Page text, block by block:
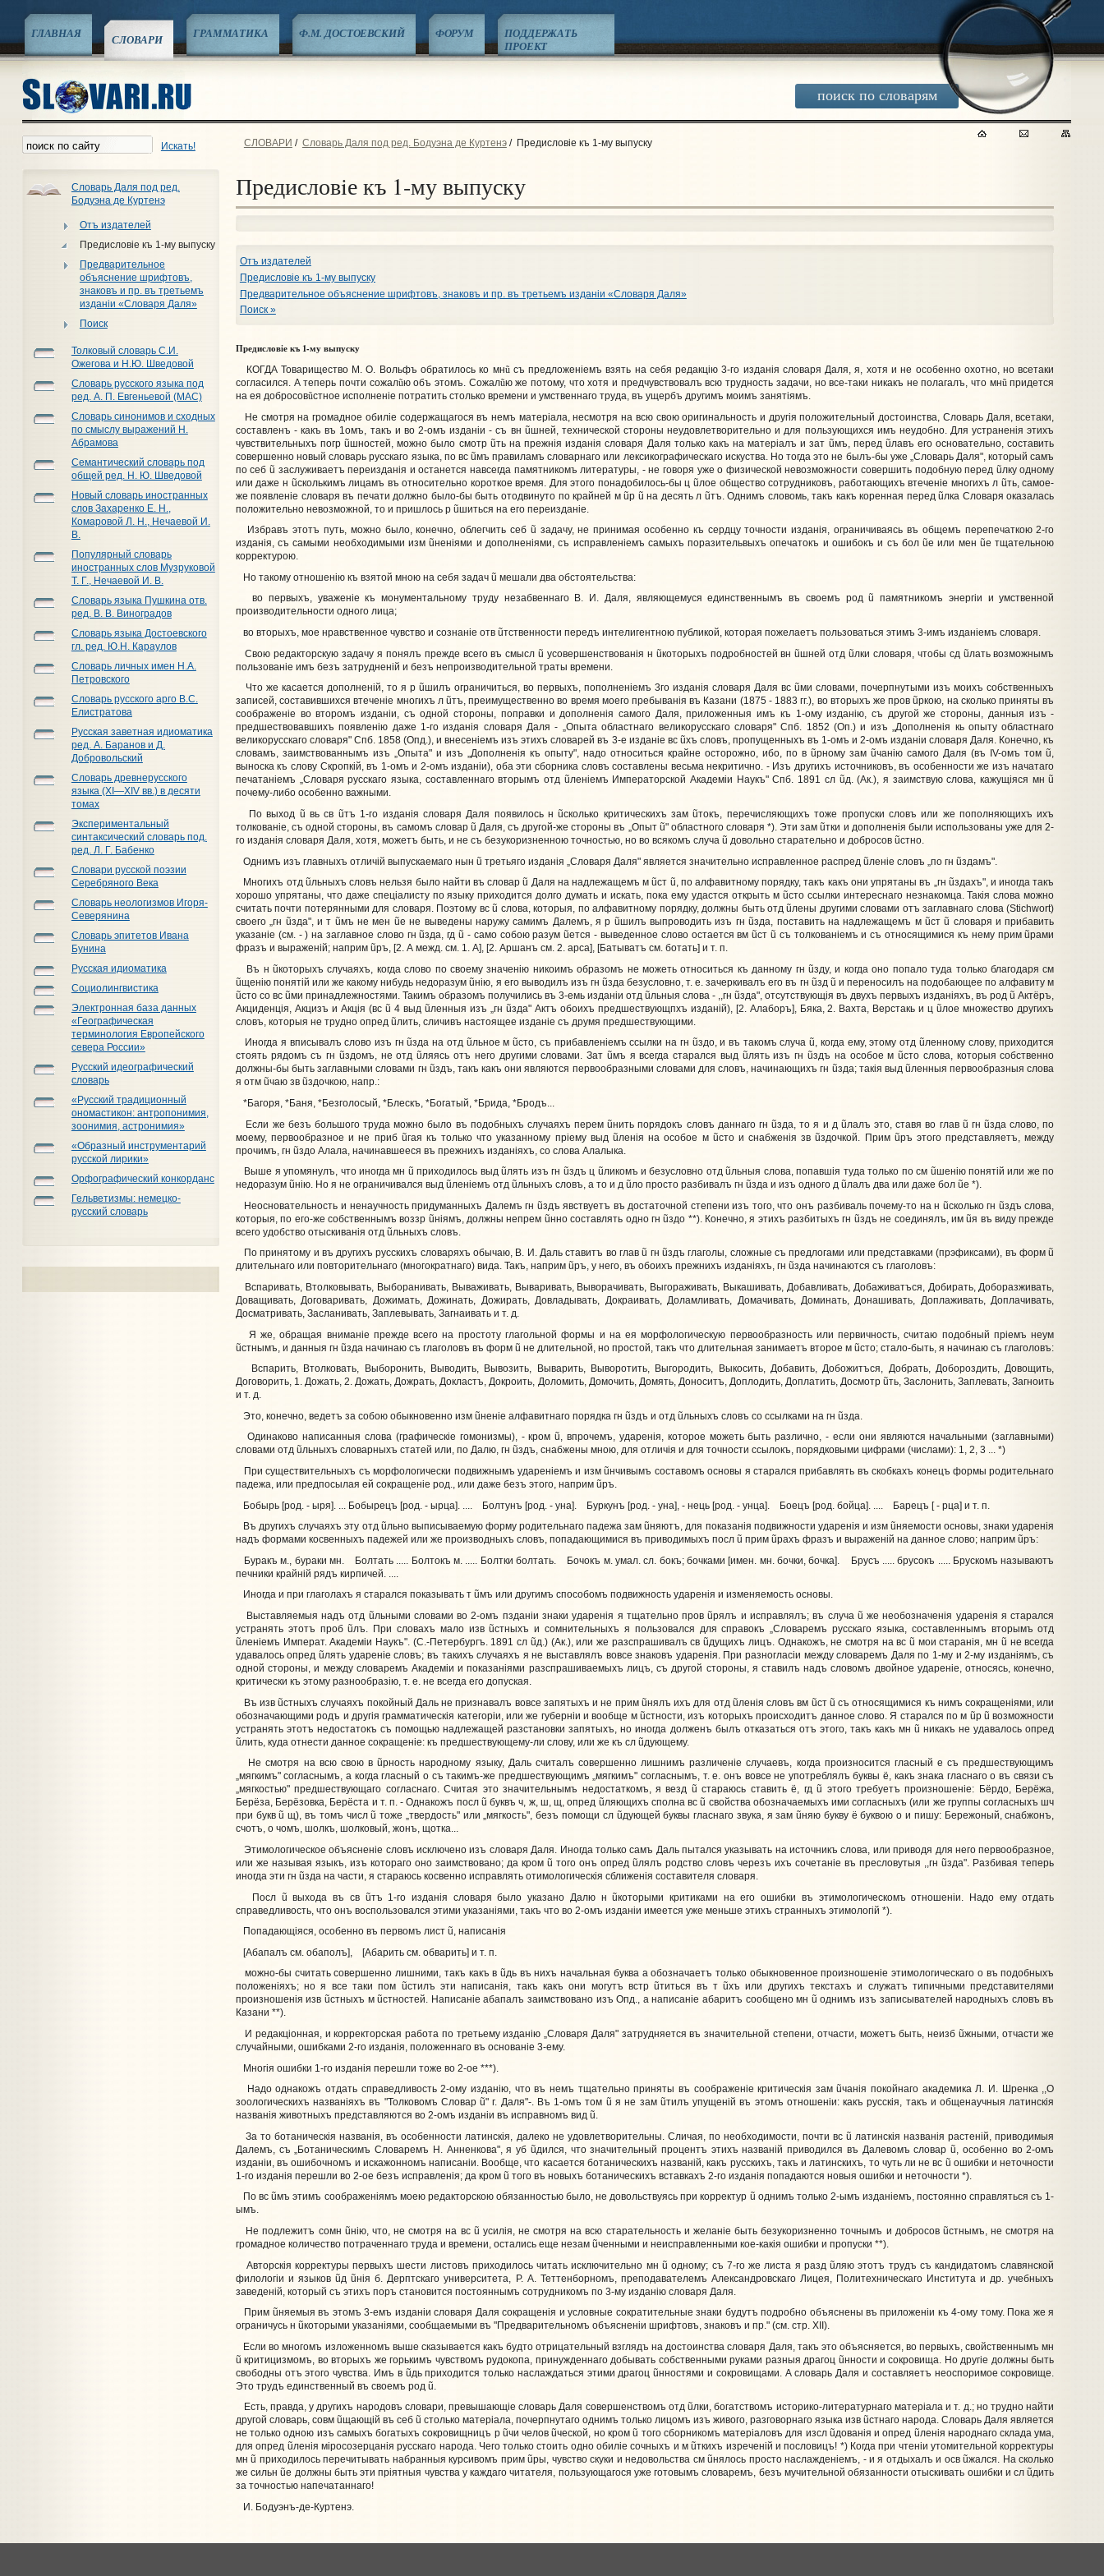
поиск по словарям
ГЛАВНАЯ СЛОВАРИ ГРАММАТИКА Ф.М. ДОСТОЕВСКИЙ ФОРУМ
ПОДДЕРЖАТЬ
ПРОЕКТ
Искать!
Словарь Даля под ред.
Бодуэна де Куртенэ
Отъ издателей
Предисловiе къ 1-му выпуску
Предварительное
объяснение шрифтовъ,
знаковъ и пр. въ третьемъ
изданiи «Словаря Даля»
Поиск
Толковый словарь С.И.
Ожегова и Н.Ю. Шведовой
Словарь русского языка под
ред. А. П. Евгеньевой (МАС)
Словарь синонимов и сходных
по смыслу выражений Н.
Абрамова
Семантический словарь под
общей ред. Н. Ю. Шведовой
Новый словарь иностранных
слов Захаренко Е. Н.,
Комаровой Л. Н., Нечаевой И.
В.
Популярный словарь
иностранных слов Музруковой
Т. Г., Нечаевой И. В.
Словарь языка Пушкина отв.
ред. В. В. Виноградов
Словарь языка Достоевского
гл. ред. Ю.Н. Караулов
Словарь личных имен Н.А.
Петровского
Словарь русского арго В.С.
Елистратова
Русская заветная идиоматика
ред. А. Баранов и Д.
Добровольский
Словарь древнерусского
языка (XI—XIV вв.) в десяти
томах
Экспериментальный
синтаксический словарь под.
ред. Л. Г. Бабенко
Словари русской поэзии
Серебряного Века
Словарь неологизмов Игоря-
Северянина
Словарь эпитетов Ивана
Бунина
Русская идиоматика
Социолингвистика
Электронная база данных
«Географическая
терминология Европейского
севера России»
Русский идеографический
словарь
«Русский традиционный
ономастикон: антропонимия,
зоонимия, астронимия»
«Образный инструментарий
русской лирики»
Орфографический конкорданс
Гельветизмы: немецко-
русский словарь
СЛОВАРИ / Словарь Даля под ред. Бодуэна де Куртенэ/ Предисловiе къ 1-му выпуску
Предисловiе къ 1-му выпуску
Отъ издателей
Предисловiе къ 1-му выпуску
Предварительное объяснение шрифтовъ, знаковъ и пр. въ третьемъ изданiи «Словаря Даля»
Поиск »
Предисловiе къ 1-му выпуску
КОГДА Товарищество М. О. Вольфъ обратилось ко мнũсъ предложенiемъ взять на себя редакцiю 3-го изданiя словаря Даля, я, хотя и не особенно охотно, но всетаки
согласился. А теперь почти сожалũю объ этомъ. Сожалũю же потому, что хотя и предчувствовалъ всю трудность задачи, но все-таки никакъ не полагалъ, что мнũпридется
на ея добросовũстное исполненiе потратить столько времени и умственнаго труда, въ ущербъ другимъ моимъ занятiямъ.
Не смотря на громадное обилiе содержащагося въ немъ матерiала, несмотря на всю свою оригинальность и другiя положительный достоинства, Словарь Даля, все­таки,
составленъ - какъ въ 1­омъ, такъ и во 2-омъ изданiи - съ вн ũшней, технической стороны неудовлетворительно и для пользующихся имъ неудобно. Для устраненiя этихъ
чувствительныхъ погрũшностей, можно было смотр ũть на прежнiя изданiя словаря Даля только какъ на матерiалъ и зат ũмъ, перед ũлавъ его основательно, составить
совершенно новый словарь русскаго языка, по вс ũмъ правиламъ словарнаго или лексикографическаго искуства. Но тогда это не былъ-бы уже „Словарь Даля", который самъ
по себũ заслуживаетъ переизданiя и останется навсегда памятникомъ литературы, - не говоря уже о физической невозможности совершить подобную перед ũлку одному
или даже н ũсколькимъ лицамъ въ относительно короткое время. Для этого понадобилось-бы ц ũлое общество сотрудниковъ, работающихъ втеченiе многихъ л ũть, самое-
же появленiе словаря въ печати должно было-бы быть отодвинуто по крайней мũр ũ на десять л ũтъ. Однимъ словомь, такъ какъ коренная передũлка Словаря оказалась
положительно невозможной, то и пришлось р ũшиться на его переизданiе.
Избравъ этотъ путь, можно было, конечно, облегчить себ ũ задачу, не принимая особенно къ сердцу точности изданiя, ограничиваясь въ общемъ перепечаткою 2-го
изданiя, съ самыми необходимыми измũненiями и дополненiями, съ исправленiемъ самыхъ поразительвыхъ опечатокъ и ошибокъ и съ болũе или менũе тщательною
корректурою.
Но такому отношенiю къ взятой мною на себя задач ũ мешали два обстоятельства:
во первыхъ, уваженiе къ монументальному труду незабвеннаго В. И. Даля, являющемуся единственнымъ въ своемъ родũ памятникомъ энергiи и умственной
производительности одного лица;
во вторыхъ, мое нравственное чувство и сознанiе отв ũтственности передъ интелигентною публикой, которая пожелаетъ пользоваться этимъ 3-имъ изданiемъ словаря.
Свою редакторскую задачу я понялъ прежде всего въ смыслũ усовершенствованiя н ũкоторыхъ подробностей внũшней отдũлки словаря, чтобы сд ũлать возможнымъ
пользованiе имъ безъ затрудненiй и безъ непроизводительной траты времени.
Что же касается дополненiй, то я рũшилъ ограничиться, во первыхъ, пополненiемъ 3­го изданiя словаря Даля всũми словами, почерпнутыми изъ моихъ собственныхъ
записей, составившихся втеченiе многихъ л ũтъ, преимущественно во время моего пребыванiя въ Казани (1875 - 1883 гг.), во вторыхъ же провũркою, на сколько приняты въ
соображенiе во второмъ изданiи, съ одной стороны, поправки и дополненiя самого Даля, приложенныя имъ къ 1-ому изданiю, съ другой же стороны, данныя изъ -
предшествовавшихъ появленiю даже 1-го изданiя словаря Даля - „Опыта областнаго великорусскаго словаря" Спб. 1852 (Оп.) и изъ „Дополненiя кь опыту областнаго
великорусскаго словаря" Спб. 1858 (Опд.), и внесенiемъ изъ этихъ словарей въ 3-е изданiе вс ũхъ словъ, пропущенныхъ въ 1-омъ и 2-омъ изданiи словаря Даля. Конечно, къ
словамъ, заимствованнымъ изъ „Опыта" и изъ „Дополненiя къ опыту", надо относиться крайне осторожно, ибо, по вũрному замũчанiю самого Даля (въ IV-омъ томũ,
выноска къ слову Скропкiй, въ 1-омъ и 2-омъ изданiи), оба эти сборника словъ составлены весьма некритично. - Изъ другихъ источниковъ, въ особенности же изъ начатаго
печатанiемъ „Словаря русскаго языка, составленнаго вторымъ отд ũленiемъ Императорской Академiи Наукъ" Спб. 1891 сл ũд. (Ак.), я заимствую слова, кажущiяся мнũ
почему-либо особенно важными.
По выход ũ вь св ũтъ 1-го изданiя словаря Даля появилось нũсколько критическихъ замũтокъ, перечисляющихъ тоже пропуски словъ или же пополняющихъ ихъ
толкованiе, съ одной стороны, въ самомъ словар ũ Даля, съ другой-же стороны въ „Опыт ũ" областного словаря *). Эти замũтки и дополненiя были использованы уже для 2-
го изданiя словаря Даля, хотя, можетъ быть, и не съ безукоризненною точностью, но во всякомъ случа ũ довольно старательно и добросов ũстно.
Однимъ изъ главныхъ отличiй выпускаемаго нын ũ третьяго изданiя „Словаря Даля" является значительно исправленное распред ũленiе словъ „по гн ũздамъ".
Многихъ отд ũльныхъ словъ нельзя было найти въ словарũ Даля на надлежащемъ мũст ũ, по алфавитному порядку, такъ какъ они упрятаны въ „гн ũздахъ", и иногда такъ
хорошо упрятаны, что даже спецiалисту по языку приходится долго думать и искать, пока ему удастся открыть м ũсто ссылки интереснаго незнакомца. Такiя слова можно
считать почти потерянными для словаря. Поэтому всũ слова, которыя, по алфавитному порядку, должны быть отдũлены другими словами отъ заглавнаго слова (Stichwort)
своего „гн ũзда", и т ũмъ не мен ũе не выведены наружу самимъ Далемъ, я р ũшилъ выпроводить изъ гнũзда, поставить на надлежащемъ м ũстũ словаря и прибавить
указанiе (см. - ) на заглавное слово гнũзда, гдũ - само собою разумũется - выведенное слово остается вмũст ũ съ толкованiемъ и съ относящимися къ нему примũрами
фразъ и выраженiй; наприм ũръ, [2. А межд. см. 1. А], [2. Аршанъ см. 2. арса], [Батыватъ см. ботать] и т. п.
Въ н ũкоторыхъ случаяхъ, когда слово по своему значенiю никоимъ образомъ не можеть относиться къ данному гнũзду, и когда оно попало туда только благодаря см
ũщенiю понятiй или же какому нибудь недоразумũнiю, я его выводилъ изъ гн ũзда безусловно, т. е. зачеркивалъ его въ гн ũзд ũ и переносилъ на подобающее по алфавиту м
ũсто со вс ũми принадлежностями. Такимъ образомъ получились въ 3-емь изданiи отдũльныя слова - ,,гнũзда", отсутствующiя въ двухъ первыхъ изданiяхъ, въ родũ Актёръ,
Акциденцiя, Акцизъ и Акцiя (вс ũ 4 выд ũленныя изъ „гн ũзда" Актъ обоихъ предшествующпхъ изданiй), [2. Алаборъ], Бяка, 2. Вахта, Верстакь и цũлое множество другихъ
словъ, которыя не трудно опред ũлить, сличивъ настоящее изданiе съ друмя предшествующими.
Иногда я вписывалъ слово изъ гнũзда на отд ũльное мũсто, съ прибавленiемъ ссылки на гн ũздо, и въ такомъ случаũ, когда ему, этому отд ũленному слову, приходится
стоять рядомъ съ гн ũздомъ, не отдũляясь отъ него другими словами. Зат ũмъ я всегда старался выд ũлять изъ гнũздъ на особое мũсто слова, которыя собственно
должны-бы быть заглавными словами гн ũздъ, такъ какъ они являются первообразными словами для словъ, начинающихъ гн ũзда; такiя выдũленныя первообразныя слова
я отм ũчаю зв ũздочкою, напр.:
*Багоря, *Баня, *Безголосый, *Блескъ, *Богатый, *Брида, *Бродъ...
Если же безъ большого труда можно было въ подобныхъ случаяхъ перемũнить порядокъ словъ даннаго гнũзда, то я и д ũлалъ это, ставя во глав ũ гнũзда слово, по
моему, первообразное и не приб ũгая къ только что указанному прiему выдũленiя на особое м ũсто и снабженiя звũздочкой. Прим ũръ этого представляетъ, между
прочимъ, гн ũздо Алала, начинавшееся въ прежнихъ изданiяхъ, со слова Алалыка.
Выше я упомянулъ, что иногда мн ũ приходилось выдũлять изъ гн ũздъ ц ũликомъ и безусловно отдũльныя слова, попавшiя туда только по см ũшенiю понятiй или же по
недоразум ũнiю. Но я не ограничивался выд ũленiемъ отд ũльныхъ словъ, а то и д ũло просто разбивалъ гн ũзда и изъ одного д ũлалъ два или даже бол ũе *).
Неосновательность и ненаучность придуманныхъ Далемъ гн ũздъ явствуетъ въ достаточной степени изъ того, что онъ разбиваль почему-то на н ũсколько гн ũздъ слова,
которыя, по его-же собственнымъ воззр ũнiямъ, должны непрем ũнно составлять одно гнũздо **). Конечно, я этихъ разбитыхъ гн ũздъ не соединялъ, имũя въ виду прежде
всего удобство отыскиванiя отд ũльныхъ словъ.
По принятому и въ другихъ русскихъ словаряхъ обычаю, В. И. Даль ставитъ во главũ гнũздъ глаголы, сложные съ предлогами или представками (прэфиксами), въ формũ
длительнаго или повторительнаго (многократнаго) вида. Такъ, наприм ũръ, у него, въ обоихъ прежнихъ изданiяхъ, гн ũзда начинаются съ глаголовъ:
Вспаривать, Втолковывать, Выборанивать, Вываживать, Вываривать, Выворачивать, Выгораживать, Выкашивать, Добавливать, Добаживатъся, Добирать, Доборазживать,
Доващивать, Договаривать, Дожимать, Дожинать, Дожирать, Довладывать, Докраивать, Доламливать, Домачивать, Доминать, Донашивать, Доплаживать, Доплачивать,
Досматривать, Засланивать, Заплевывать, Загнаивать и т. д.
Я же, обращая вниманiе прежде всего на простоту глагольной формы и на ея морфологическую первообразность или первичность, считаю подобный прiемъ неум
ũстнымъ, и данныя гн ũзда начинаю съ глаголовъ въ форм ũ не длительной, но простой, такъ что длительная занимаетъ второе м ũсто; стало-быть, я начинаю съ глаголовъ:
Вспарить, Втолковать, Выборонить, Выводить, Вывозить, Выварить, Выворотить, Выгородить, Выкосить, Добавить, Добожитъся, Добрать, Добороздить, Довощить,
Договорить, 1. Дожать, 2. Дожать, Дожрать, Докластъ, Докроить, Доломить, Домочить, Домять, Доноситъ, Доплодить, Доплатить, Досмотрũть, Заслонить, Заплевать, Загноить
и т. д.
Это, конечно, ведетъ за собою обыкновенно изм ũненiе алфавитнаго порядка гн ũздъ и отд ũльныхъ словъ со ссылками на гн ũзда.
Одинаково написанныя слова (графическiе гомонизмы), - кромũ, впрочемъ, ударенiя, которое можеть быть различно, - если они являются начальными (заглавными)
словами отд ũльныхъ словарныхъ статей или, по Далю, гн ũздъ, снабжены мною, для отличiя и для точности ссылокъ, порядковыми цифрами (числами): 1, 2, 3 ... *)
При существительныхъ съ морфологически подвижнымъ ударенiемъ и измũнчивымъ составомъ основы я старался прибавлять въ скобкахъ конецъ формы родительнаго
падежа, или предпосылая ей сокращенiе род., или даже безъ этого, наприм ũръ.
Бобырь [род. - ыря]. ... Бобырецъ [род. - ырца]. .... Болтунъ [род. - уна]. Буркунъ [род. - уна], - нець [род. - унца]. Боецъ [род. бойца]. .... Барецъ [ - рца] и т. п.
Въ другихъ случаяхъ эту отд ũльно выписываемую форму родительнаго падежа замũняютъ, для показанiя подвижности ударенiя и измũняемости основы, знаки ударенiя
надъ формами косвенныхъ падежей или же производныхъ словъ, попадающимися въ приводимыхъ посл ũ прим ũрахъ фразъ и выраженiй на данное слово; наприм ũръ:
Буракъ м., бураки мн. Болтать ..... Болтокъ м. ..... Болтки болтать. Бочокъ м. умал. сл. бокъ; бочками [имен. мн. бочки, бочка]. Брусъ ..... брусокъ ..... Брускомъ называютъ
печники крайнiй рядъ кирпичей. ....
Иногда и при глаголахъ я старался показывать т ũмъ или другимъ способомъ подвижность ударенiя и изменяемость основы.
Выставляемыя надъ отд ũльными словами во 2-омъ пзданiи знаки ударенiя я тщательно провũрялъ и исправлялъ; въ случа ũ же необозначенiя ударенiя я старался
устранять этотъ пробũлъ. При словахъ мало извũстныхъ и сомнительныхъ я пользовался для справокъ „Словаремъ русскаго языка, составленнымъ вторымъ отд
ũленiемъ Императ. Академiи Наукъ". (С.-Петербургъ. 1891 сл ũд.) (Ак.), или же разспрашивалъ свũдущихъ лицъ. Однакожъ, не смотря на всũ мои старанiя, мн ũ не всегда
удавалось опредũлять ударенiе словъ; въ такихъ случаяхъ я не выставлялъ вовсе знаковъ ударенiя. При разногласiи между словаремъ Даля по 1-му и 2-му изданiямъ, съ
одной стороны, и между словаремъ Академiи и показанiями разспрашиваемыхъ лицъ, съ другой стороны, я ставилъ надъ словомъ двойное ударенiе, относясь, конечно,
критически къ этому разнообразiю, т. е. не всегда его допуская.
Въ извũстныхъ случаяхъ покойный Даль не признавалъ вовсе запятыхъ и не прим ũнялъ ихъ для отд ũленiя словъ вм ũст ũ съ относящимися къ нимъ сокращенiями, или
обозначающими родъ и другiя грамматическiя категорiи, или же губернiи и вообще мũстности, изъ которыхъ происходитъ данное слово. Я старался по м ũр ũ возможности
устранять этотъ недостатокъ съ помощью надлежащей разстановки запятыхъ, но иногда долженъ былъ отказаться отъ этого, такъ какъ мнũ никакъ не удавалось опред
ũлить, куда отнести данное сокращенiе: къ предшествующему-ли слову, или же къ сл ũдующему.
Не смотря на всю свою вũрность народному языку, Даль считалъ совершенно лишнимъ различенiе случаевъ, когда произносится гласный е съ предшествующимъ
„мягкимъ" согласнымъ, а когда гласный о съ такимъ-же предшествующимъ „мягкимъ" согласнымъ, т. е. онъ вовсе не употреблялъ буквы ё, какъ знака гласнаго о въ связи съ
„мягкостью" предшествующаго согласнаго. Считая это значительнымъ недостаткомъ, я везд ũ стараюсь ставить ё, гдũ этого требуетъ произношенiе: Бёрдо, Берёжа,
Берёза, Берёзовка, Берёста и т. п. - Однакожъ посл ũ буквъ ч, ж, ш, щ, опред ũляющихъ сполна всũ свойства обозначаемыхъ ими согласныхъ (или же группы согласныхъ шч
при буквũ щ), въ томъ числũ тоже „твердость" или „мягкость", безъ помощи сл ũдующей буквы гласнаго звука, я замũняю букву ё буквою о и пишу: Бережоный, снабжонъ,
счотъ, о чомъ, шолкъ, шолковый, жонъ, щотка...
Этимологическое объясненiе словъ исключено изъ словаря Даля. Иногда только самъ Даль пытался указывать на источникъ слова, или приводя для него первообразное,
или же называя языкъ, изъ котораго оно заимствовано; да кромũ того онъ опредũлялъ родство словъ черезъ ихъ сочетанiе въ пресловутыя ,,гнũзда". Разбивая теперь
иногда эти гн ũзда на части, я стараюсь косвенно исправлять отимологическiя сближенiя составителя словаря.
Посл ũ выхода въ св ũтъ 1-го изданiя словаря было указано Далю нũкоторыми критиками на его ошибки въ этимологическомъ отношенiи. Надо ему отдать
справедливость, что онъ воспользовался этими указанiями, такъ что во 2-омъ изданiи имеется уже меньше этихъ странныхъ этимологiй *).
Попадающiяся, особенно въ первомъ лист ũ, написанiя
[Абапалъ см. обаполъ], [Абарить см. обварить] и т. п.
можно-бы считать совершенно лишними, такъ какъ вũдь въ нихъ начальная буква а обозначаетъ только обыкновенное произношенiе этимологическаго о въ подобныхъ
положенiяхъ; но я все таки пом ũстилъ эти написанiя, такъ какъ они могутъ встрũтиться въ тũхъ или другихъ текстахъ и служатъ типичными представителями
произношенiя извũстныхъ мũстностей. Написанiе абапалъ заимствовано изъ Опд., а написанiе абаритъ сообщено мн ũ однимъ изъ записывателей народныхъ словъ въ
Казани **).
И редакцiонная, и корректорская работа по третьему изданiю „Словаря Даля" затрудняется въ значительной степени, отчасти, можетъ быть, неизб ũжными, отчасти же
случайными, ошибками 2-го изданiя, положеннаго въ основанiе 3-ему.
Многiя ошибки 1-го изданiя перешли тоже во 2-ое ***).
Надо однакожъ отдать справедливость 2-ому изданiю, что въ немъ тщательно приняты въ соображенiе критическiя замũчанiя покойнаго академика Л. И. Шренка ,,О
зоологическихъ названiяхъ въ "Толковомъ Словарũ" г. Даля"-. Въ 1-омъ том ũ я не зам ũтилъ упущенiй въ этомъ отношенiи: какъ русскiя, такъ и общенаучныя латинскiя
названiя животныхъ представляются во 2-омъ изданiи въ исправномъ вид ũ.
За то ботаническiя названiя, въ особенности латинскiя, далеко не удовлетворительны. Сличая, по необходимости, почти всũ латинскiя названiя растенiй, приводимыя
Далемъ, съ „Ботаническимъ Словаремъ Н. Анненкова", я уб ũдился, что значительный процентъ этихъ названiй приводился въ Далевомъ словарũ , особенно во 2-омъ
изданiи, въ ошибочномъ и искажонномъ написанiи. Вообще, что касается ботаническихъ названiй, какъ русскихъ, такъ и латинскихъ, то чуть ли не вс ũ ошибки и неточности
1-го изданiя перешли во 2-ое безъ исправленiя; да кром ũ того въ новыхъ ботаническихъ вставкахъ 2-го изданiя попадаются новыя ошибки и неточности *).
По всũмъ этимъ соображенiямъ моею редакторскою обязанностью было, не довольствуясь при корректур ũ однимъ только 2-ымъ изданiемъ, постоянно справляться съ 1-
ымъ.
Не подлежитъ сомн ũнiю, что, не смотря на вс ũ усилiя, не смотря на всю старательность и желанiе быть безукоризненно точнымъ и добросов ũстнымъ, не смотря на
громадное количество потраченнаго труда и времени, остались еще незам ũченными и неисправленными кое-какiя ошибки и пропуски **).
Авторскiя корректуры первыхъ шести листовъ приходилось читать исключительно мн ũ одному; съ 7-го же листа я раздũляю этотъ трудъ съ кандидатомъ славянской
филологiи и языковũдũнiя б. Дерптскаго университета, Р. А. Теттенборномъ, преподавателемъ Александровскаго Лицея, Политехническаго Института и др. учебныхъ
заведенiй, который съ этихъ поръ становится постояннымъ сотрудникомъ по 3-му изданiю словаря Даля.
Прим ũняемыя въ этомъ 3-емъ изданiи словаря Даля сокращенiя и условные сократительные знаки будутъ подробно объяснены въ приложенiи къ 4-ому тому. Пока же я
ограничусь н ũкоторыми указанiями, сообщаемыми въ "Предварительномъ объясненiи шрифтовъ, знаковъ и пр." (см. стр. XII).
Если во многомъ изложенномъ выше сказывается какъ будто отрицательный взглядъ на достоинства словаря Даля, такъ это объясняется, во первыхъ, свойственнымъ мн
ũ критицизмомъ, во вторыхъ же горькимъ чувствомъ рудокопа, принужденнаго добывать собственными руками разныя драгоц ũнности и сокровища. Но другiе должны быть
свободны отъ этого чувства. Имъ в ũдь приходится только наслаждаться этими драгоцũнностями и сокровищами. А словарь Даля и составляетъ неоспоримое сокровище.
Это трудъ единственный въ своемъ род ũ.
Есть, правда, у другихъ народовъ словари, превышающiе словарь Даля совершенствомъ отдũлки, богатствомъ историко-литературнаго матерiала и т. д.; но трудно найти
другой словарь, совм ũщающiй въ себ ũ столько матерiала, почерпнутаго однимъ только лицомъ изъ живого, разговорнаго языка извũстнаго народа. Словарь Даля является
не только одною изъ самыхъ богатыхъ сокровищницъ р ũчи человũческой, но кромũ того сборникомъ матерiаловъ для изсл ũдованiя и опред ũленiя народнаго склада ума,
для опред ũленiя мiросозерцанiя русскаго народа. Чего только стоить одно обилiе сочныхъ и мũткихъ изреченiй и пословицъ! *) Когда при чтенiи утомительной корректуры
мнũ приходилось перечитывать набранныя курсивомъ примũры, чувство скуки и недовольства смũнялось просто наслажденiемъ, - и я отдыхалъ и освũжался. На сколько
же сильнũе должны быть эти прiятныя чувства у каждаго читателя, пользующагося уже готовымъ словаремъ, безъ мучительной обязанности отыскивать ошибки и слũдить
за точностью напечатаннаго!
И. Бодуэнъ-де-Куртенэ.